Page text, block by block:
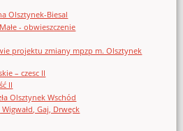
Olsztynek-Biesal
- obwieszczenie
projektu zmiany mpzp m. Olsztynek
– czesc II
II
Olsztynek Wschód
Gaj, Drwęck